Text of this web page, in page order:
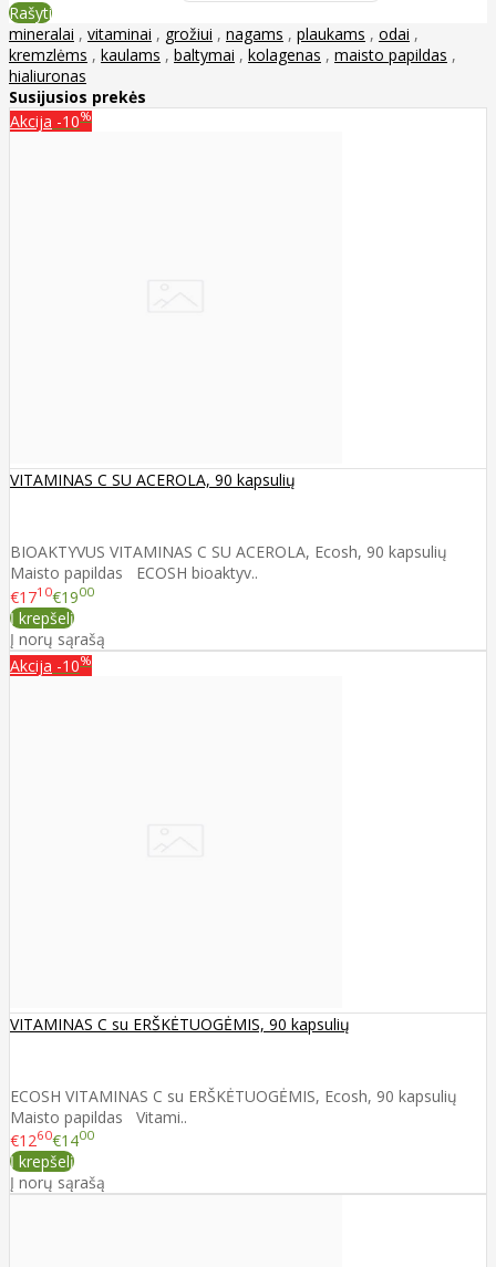
Rašyti
mineralai , vitaminai , grožiui , nagams , plaukams , odai ,
kremzlėms , kaulams , baltymai , kolagenas , maisto papildas ,
hialiuronas
Susijusios prekės
Akcija -10%
VITAMINAS C SU ACEROLA, 90 kapsulių
BIOAKTYVUS VITAMINAS C SU ACEROLA, Ecosh, 90 kapsulių
Maisto papildas ECOSH bioaktyv..
€1710€1900
Į krepšelį
Į norų sąrašą
Akcija -10%
VITAMINAS C su ERŠKĖTUOGĖMIS, 90 kapsulių
ECOSH VITAMINAS C su ERŠKĖTUOGĖMIS, Ecosh, 90 kapsulių
Maisto papildas Vitami..
€1260€1400
Į krepšelį
Į norų sąrašą